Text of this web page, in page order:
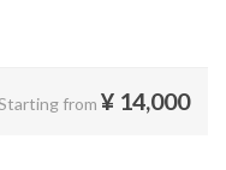
from ¥ 14,000